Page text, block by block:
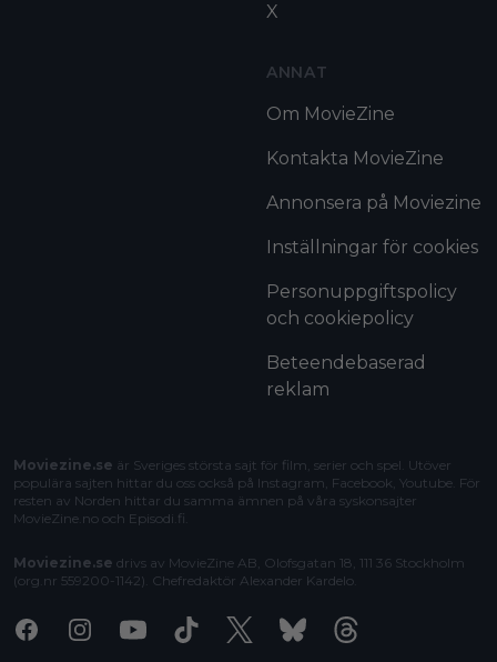
X
ANNAT
Om MovieZine
Kontakta MovieZine
Annonsera på Moviezine
Inställningar för cookies
Personuppgiftspolicy
och cookiepolicy
Beteendebaserad
reklam
Moviezine.se är Sveriges största sajt för film, serier och spel. Utöver
populära sajten hittar du oss också på Instagram, Facebook, Youtube. För
resten av Norden hittar du samma ämnen på våra syskonsajter
MovieZine.no och Episodi.fi
Moviezine.se drivs av MovieZine AB, Olofsgatan 18, 111 36 Stockholm
(org.nr 559200-1142). Chefredaktör Alexander Kardelo
FacebookInstagramYoutubeTiktok X BlueskyThreads